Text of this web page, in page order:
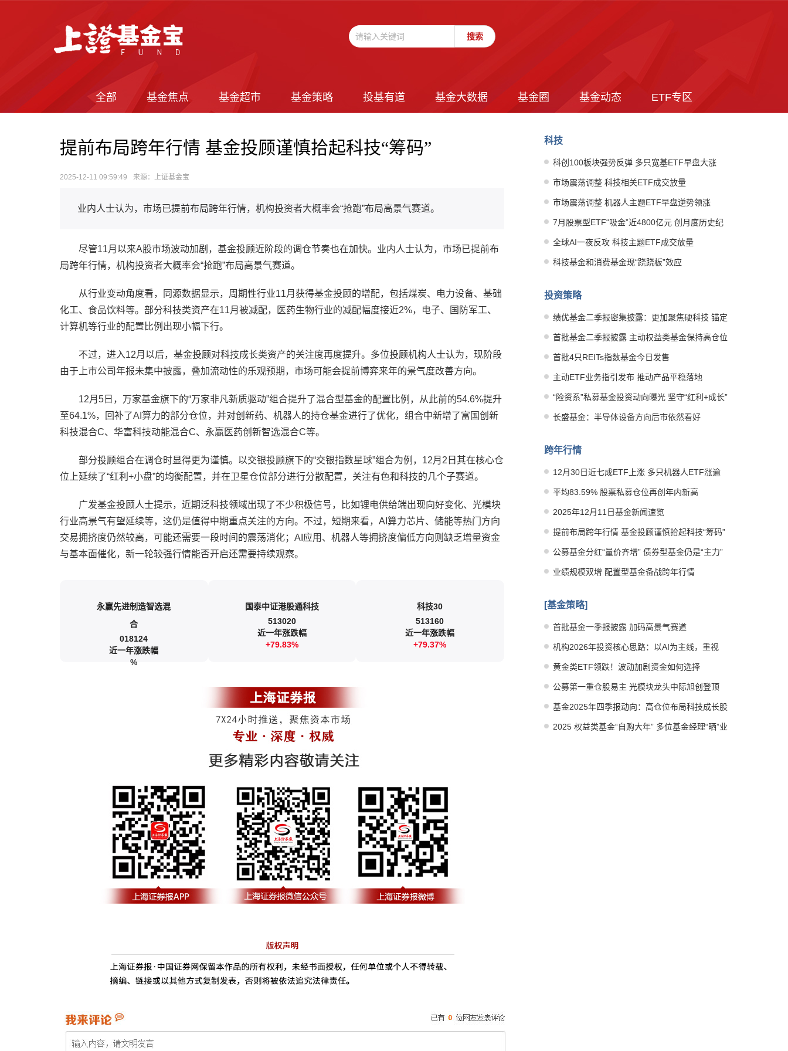
全部 基金焦点 基金超市 基金策略 投基有道 基金大数据 基金圈 基金动态 ETF专区
提前布局跨年行情 基金投顾谨慎拾起科技“筹码”
2025-12-11 09:59:49 来源：上证基金宝
业内人士认为，市场已提前布局跨年行情，机构投资者大概率会“抢跑”布局高景气赛道。
尽管11月以来A股市场波动加剧，基金投顾近阶段的调仓节奏也在加快。业内人士认为，市场已提前布
局跨年行情，机构投资者大概率会“抢跑”布局高景气赛道。
从行业变动角度看，同源数据显示，周期性行业11月获得基金投顾的增配，包括煤炭、电力设备、基础
化工、食品饮料等。部分科技类资产在11月被减配，医药生物行业的减配幅度接近2%，电子、国防军工、
计算机等行业的配置比例出现小幅下行。
不过，进入12月以后，基金投顾对科技成长类资产的关注度再度提升。多位投顾机构人士认为，现阶段
由于上市公司年报未集中披露，叠加流动性的乐观预期，市场可能会提前博弈来年的景气度改善方向。
12月5日，万家基金旗下的“万家非凡新质驱动”组合提升了混合型基金的配置比例，从此前的54.6%提升
至64.1%，回补了AI算力的部分仓位，并对创新药、机器人的持仓基金进行了优化，组合中新增了富国创新
科技混合C、华富科技动能混合C、永赢医药创新智选混合C等。
部分投顾组合在调仓时显得更为谨慎。以交银投顾旗下的“交银指数星球”组合为例，12月2日其在核心仓
位上延续了“红利+小盘”的均衡配置，并在卫星仓位部分进行分散配置，关注有色和科技的几个子赛道。
广发基金投顾人士提示，近期泛科技领域出现了不少积极信号，比如锂电供给端出现向好变化、光模块
行业高景气有望延续等，这仍是值得中期重点关注的方向。不过，短期来看，AI算力芯片、储能等热门方向
交易拥挤度仍然较高，可能还需要一段时间的震荡消化；AI应用、机器人等拥挤度偏低方向则缺乏增量资金
与基本面催化，新一轮较强行情能否开启还需要持续观察。
永赢先进制造智选混
合
018124
近一年涨跌幅
%
国泰中证港股通科技
513020
近一年涨跌幅
+79.83%
科技30
513160
近一年涨跌幅
+79.37%
科技
科创100板块强势反弹 多只宽基ETF早盘大涨
市场震荡调整 科技相关ETF成交放量
市场震荡调整 机器人主题ETF早盘逆势领涨
7月股票型ETF“吸金”近4800亿元 创月度历史纪
录
全球AI一夜反攻 科技主题ETF成交放量
科技基金和消费基金现“跷跷板”效应
投资策略
绩优基金二季报密集披露：更加聚焦硬科技 锚定
产业发展趋势
首批基金二季报披露 主动权益类基金保持高仓位
运作
首批4只REITs指数基金今日发售
主动ETF业务指引发布 推动产品平稳落地
“险资系”私募基金投资动向曝光 坚守“红利+成长”
哑铃型策略
长盛基金：半导体设备方向后市依然看好
跨年行情
12月30日近七成ETF上涨 多只机器人ETF涨逾
4%
平均83.59% 股票私募仓位再创年内新高
2025年12月11日基金新闻速览
提前布局跨年行情 基金投顾谨慎拾起科技“筹码”
公募基金分红“量价齐增” 债券型基金仍是“主力”
业绩规模双增 配置型基金备战跨年行情
[基金策略]
首批基金一季报披露 加码高景气赛道
机构2026年投资核心思路：以AI为主线，重视
“HALO”资产
黄金类ETF领跌！波动加剧资金如何选择
公募第一重仓股易主 光模块龙头中际旭创登顶
基金2025年四季报动向：高仓位布局科技成长股
2025 权益类基金“自购大年” 多位基金经理“晒”业